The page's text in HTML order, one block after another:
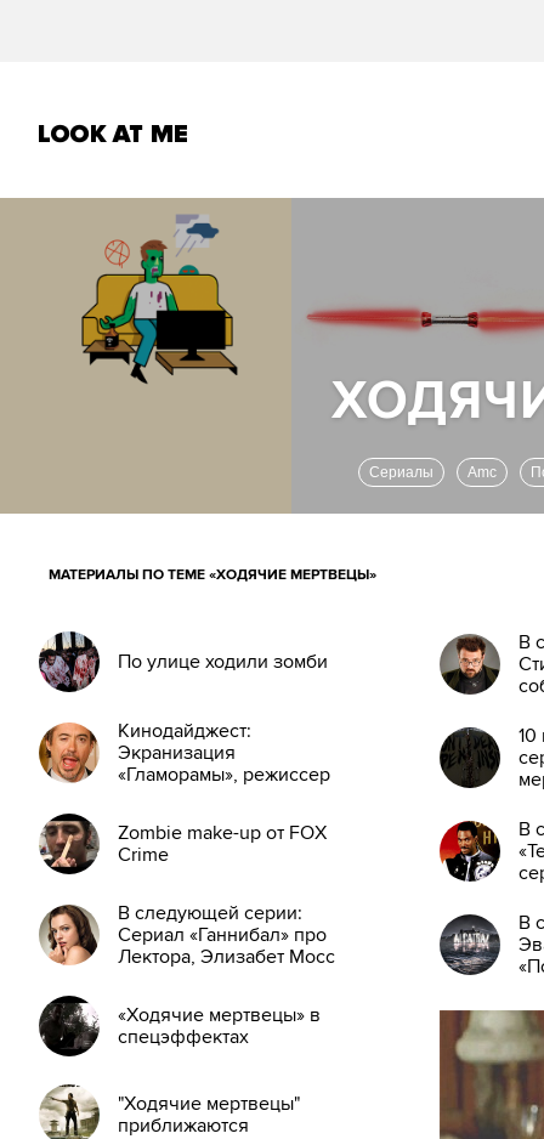
Сериалы Amc
МАТЕРИАЛЫ ПО ТЕМЕ «ХОДЯЧИЕ МЕРТВЕЦЫ»
По улице ходили зомби
Кинодайджест:
Экранизация
«Гламорамы», режиссер
зоны»
Zombie make-up от FOX
Crime
В следующей серии:
Сериал «Ганнибал» про
Лектора, Элизабет Мосс
«Ходячие мертвецы» в
спецэффектах
"Ходячие мертвецы"
приближаются
В
10
В
В